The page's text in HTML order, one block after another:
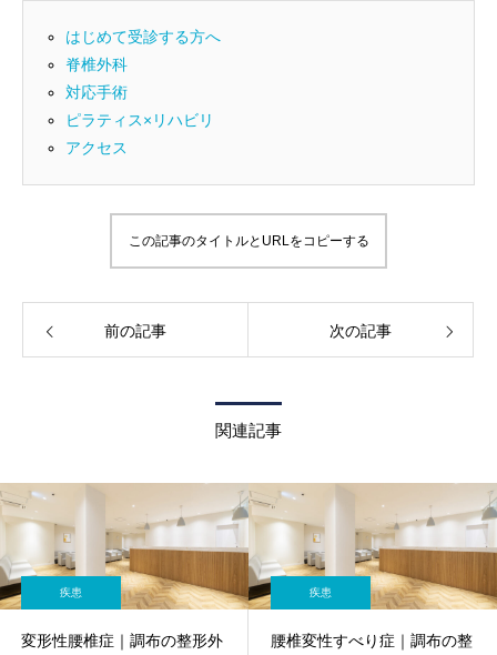
はじめて受診する方へ
脊椎外科
対応手術
ピラティス×リハビリ
アクセス
この記事のタイトルとURLをコピーする
前の記事 次の記事
関連記事
疾患
変形性腰椎症｜調布の整形外
疾患
腰椎変性すべり症｜調布の整